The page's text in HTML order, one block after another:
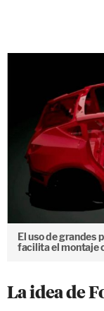
El uso de grandes
facilita el montaje
La idea de